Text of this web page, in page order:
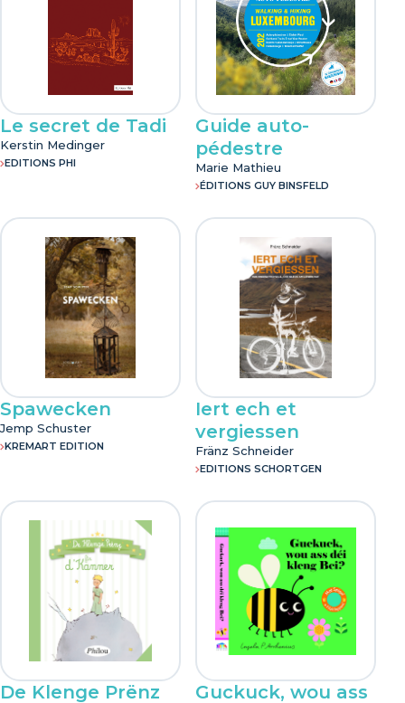
Le secret de Tadi
Kerstin Medinger
EDITIONS PHI
Guide auto-
pédestre
Marie Mathieu
ÉDITIONS GUY BINSFELD
Spawecken
Jemp Schuster
KREMART EDITION
Iert ech et
vergiessen
Fränz Schneider
EDITIONS SCHORTGEN
De Klenge Prënz Guckuck, wou ass